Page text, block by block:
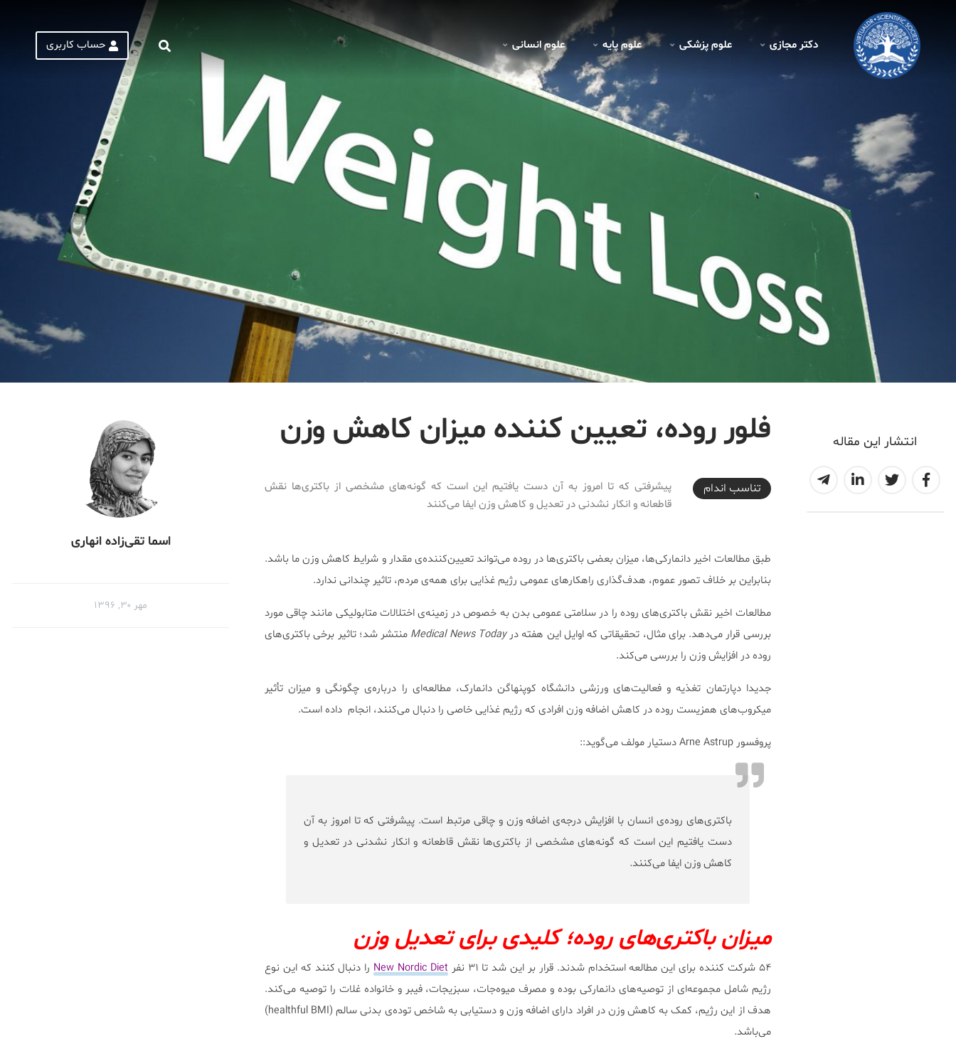
دکتر مجازی علوم پزشکی علوم پايه علوم انسانی حساب کاربری
انتشار این مقاله فلور روده، تعیین کننده میزان کاهش وزن
2017-09-28T20:34:49+03:30
تناسب اندام
پیشرفتی که تا امروز به آن دست یافتیم این است که گونه‌های مشخصی از باکتری‌ها نقش
قاطعانه و انکار نشدنی در تعدیل و کاهش وزن ایفا می‌کنند
طبق مطالعات اخیر دانمارکی‌ها، میزان بعضی باکتری‌ها در روده می‌تواند تعیین‌کننده‌ی مقدار و شرایط کاهش وزن ما باشد.
بنابراین بر خلاف تصور عموم، هدف‌گذاری راهکار‌های عمومی رژیم غذایی برای همه‌ی مردم، تاثیر چندانی ندارد.
مطالعات اخیر نقش باکتری‌های روده را در سلامتی عمومی بدن به خصوص در زمینه‌ی اختلالات متابولیکی مانند چاقی مورد
بررسی قرار می‌دهد. برای مثال، تحقیقاتی که اوایل این هفته درMedical News Today منتشر شد؛ تاثیر برخی باکتری‌های
روده در افزایش وزن را بررسی می‌کند.
جدیدا دپارتمان تغذیه و فعالیت‌های ورزشی دانشگاه کوپنهاگن دانمارک، مطالعه‌‌ای را درباره‌ی چگونگی و میزان تأثیر
میکروب‌های همزیست روده در کاهش اضافه وزن افرادی که رژیم غذایی خاصی را دنبال می‌کنند، انجام داده است.
پروفسور Arne Astrup دستیار مولف می‌گوید::
باکتری‌های روده‌ی انسان با افزایش درجه‌ی اضافه وزن و چاقی مرتبط است. پیشرفتی که تا امروز به آن
دست یافتیم این است که گونه‌های مشخصی از باکتری‌ها نقش قاطعانه و انکار نشدنی در تعدیل و
کاهش وزن ایفا می‌کنند.
میزان باکتری‌های روده؛ کلیدی برای تعدیل وزن
۵۴ شرکت کننده برای این مطالعه استخدام شدند. قرار بر این شد تا ۳۱ نفر New Nordic Diet را دنبال کنند که این نوع
رژیم شامل مجموعه‌ای از توصیه‌های دانمارکی بوده و مصرف میوه‌جات، سبزیجات، فیبر و خانواده غلات را توصیه می‌کند.
هدف از این رژیم، کمک به کاهش وزن در افراد دارای اضافه وزن و دستیابی به شاخص توده‌‌ی بدنی سالم (healthful BMI)
می‌باشد.
اسما تقی‌زاده انهاری
مهر ۳۰, ۱۳۹۶